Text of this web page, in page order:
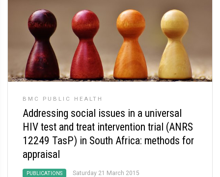
BMC PUBLIC HEALTH
Addressing social issues in a universal
HIV test and treat intervention trial (ANRS
12249 TasP) in South Africa: methods for
appraisal
PUBLICATIONS Saturday 21 March 2015